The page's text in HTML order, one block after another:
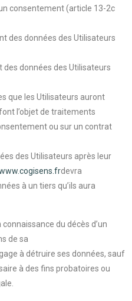
consentement (article 13-2c
des données des Utilisateurs
des données des Utilisateurs
que les Utilisateurs auront
l’objet de traitements
ou sur un contrat
des Utilisateurs après leur
devra
à un tiers qu’ils aura
connaissance du décès d’un
de sa
à détruire ses données, sauf
à des fins probatoires ou